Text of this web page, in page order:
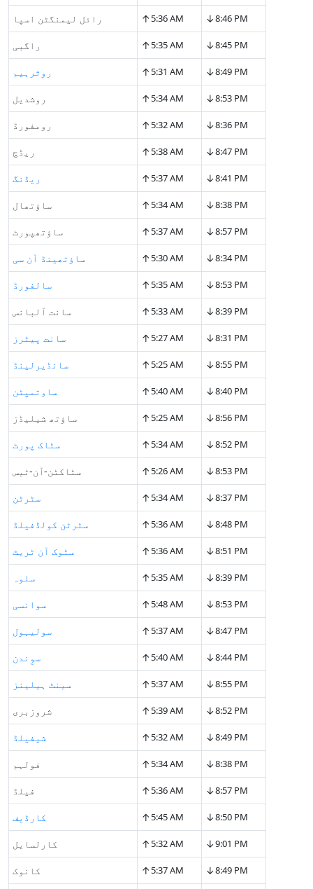
رائل لیمنگٹن اسپا ↑5:36 AM ↓8:46 PM
راگبی ↑5:35 AM ↓8:45 PM
روثرہیم ↑5:31 AM ↓8:49 PM
روشدیل ↑5:34 AM ↓8:53 PM
رومفورڈ ↑5:32 AM ↓8:36 PM
ریڈچ ↑5:38 AM ↓8:47 PM
ریڈنگ ↑5:37 AM ↓8:41 PM
ساؤتھال ↑5:34 AM ↓8:38 PM
ساؤتھپورٹ ↑5:37 AM ↓8:57 PM
ساؤتھینڈ آن سی ↑5:30 AM ↓8:34 PM
سالفورڈ ↑5:35 AM ↓8:53 PM
سانت آلبانس ↑5:33 AM ↓8:39 PM
سانت پیٹرز ↑5:27 AM ↓8:31 PM
سانڈیرلینڈ ↑5:25 AM ↓8:55 PM
ساوتمپٹن ↑5:40 AM ↓8:40 PM
ساؤتھ شیلیڈز ↑5:25 AM ↓8:56 PM
سٹاک پورٹ ↑5:34 AM ↓8:52 PM
سٹاکٹن-آن-ٹیس ↑5:26 AM ↓8:53 PM
سٹرٹن ↑5:34 AM ↓8:37 PM
سٹرٹن کولڈفیلڈ ↑5:36 AM ↓8:48 PM
سٹوک آن ٹریٹ ↑5:36 AM ↓8:51 PM
سلوہ ↑5:35 AM ↓8:39 PM
سوانسی ↑5:48 AM ↓8:53 PM
سولیہول ↑5:37 AM ↓8:47 PM
سوِندن ↑5:40 AM ↓8:44 PM
سینٹ ہیلینز ↑5:37 AM ↓8:55 PM
شروزبری ↑5:39 AM ↓8:52 PM
شیفیلڈ ↑5:32 AM ↓8:49 PM
فولہم ↑5:34 AM ↓8:38 PM
فیلڈ ↑5:36 AM ↓8:57 PM
کارڈیف ↑5:45 AM ↓8:50 PM
کارلسایل ↑5:32 AM ↓9:01 PM
کانوک ↑5:37 AM ↓8:49 PM